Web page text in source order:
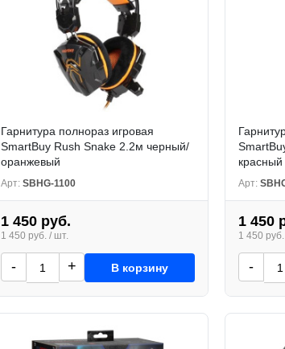
Гарнитура полнораз игровая
SmartBuy Rush Snake 2.2м черный/
оранжевый
Арт: SBHG-1100
1 450 руб.
1 450 руб. / шт.
- + В корзину
красный
Арт:
1 450
1 450
-